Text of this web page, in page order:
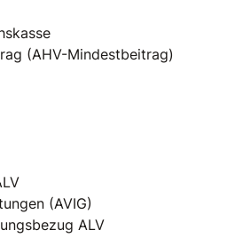
(AHV-Mindestbeitrag)
(AVIG)
ALV